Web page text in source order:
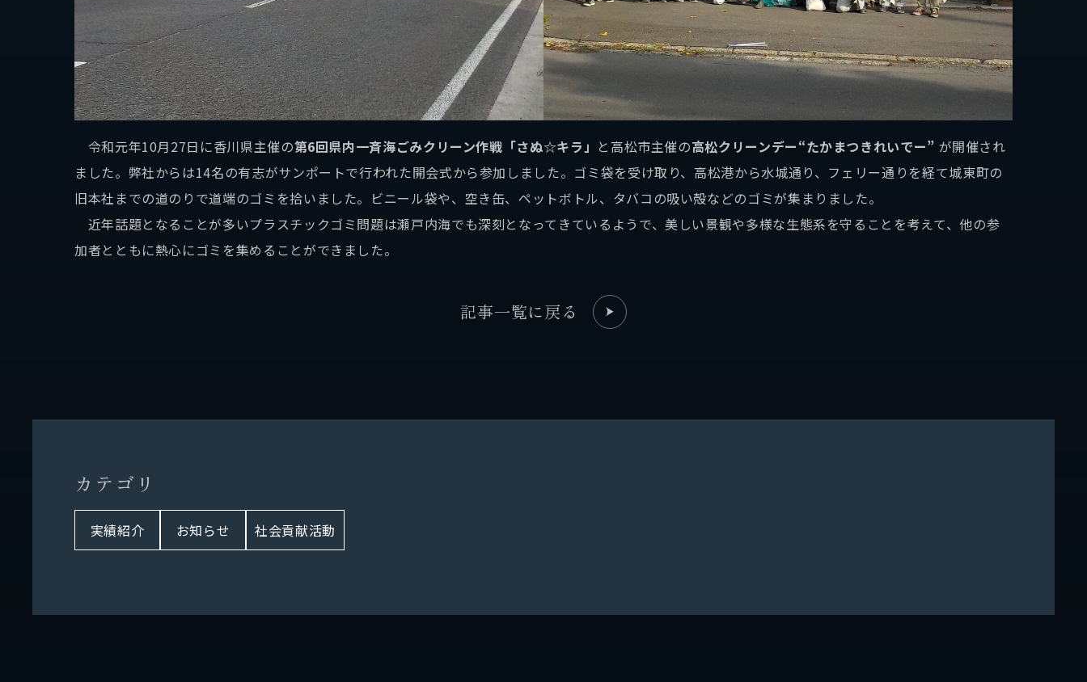
令和元年10月27日に香川県主催の第6回県内一斉海ごみクリーン作戦「さぬ☆キラ」 と高松市主催の高松クリーンデー“たかまつきれいでー” が開催され
ました。弊社からは14名の有志がサンポートで行われた開会式から参加しました。ゴミ袋を受け取り、高松港から水城通り、フェリー通りを経て城東町の
旧本社までの道のりで道端のゴミを拾いました。ビニール袋や、空き缶、ペットボトル、タバコの吸い殻などのゴミが集まりました。
近年話題となることが多いプラスチックゴミ問題は瀬戸内海でも深刻となってきているようで、美しい景観や多様な生態系を守ることを考えて、他の参
加者とともに熱心にゴミを集めることができました。
記事一覧に戻る
カ テ ゴ リ
実績紹介 お知らせ 社会貢献活動